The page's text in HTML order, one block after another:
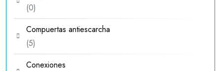
00
productos
Compuertas antiescarcha
55
productos
Conexiones